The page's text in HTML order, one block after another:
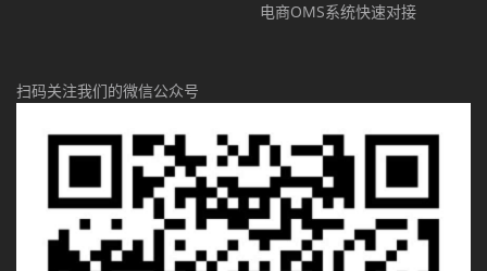
电商OMS系统快速对接
扫码关注我们的微信公众号